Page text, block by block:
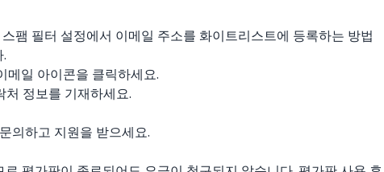
팸 필터 설정에서 이메일 주소를 화이트리스트에 등록하는 방법
메일 아이콘을 클릭하세요.
정보를 기재하세요.
의하고 지원을 받으세요.